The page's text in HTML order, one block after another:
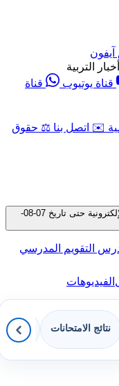
التربية
قناة يوتيوب
قناة
✉️ اتصل بنا ⚖️ حقوق
جميع الملفات المتوفرة في قسم الاختبارات الإلكترونية حتى تاريخ 07-08-
التقويم المدرسي
الفيديوهات
نتائج الامتحانات